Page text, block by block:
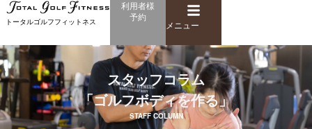
容
ス
キ
ッ
プ
トータルゴルフフィットネス
メ
ニ
ュ
ー
メニュー
利用者様
予約
スタッフコラム
「ゴルフボディを作る」
STAFF COLUMN